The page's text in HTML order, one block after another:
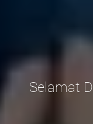
Selamat